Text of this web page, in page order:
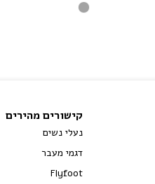
קישורים מהירים
נעלי נשים
דגמי מעבר
Flyfoot